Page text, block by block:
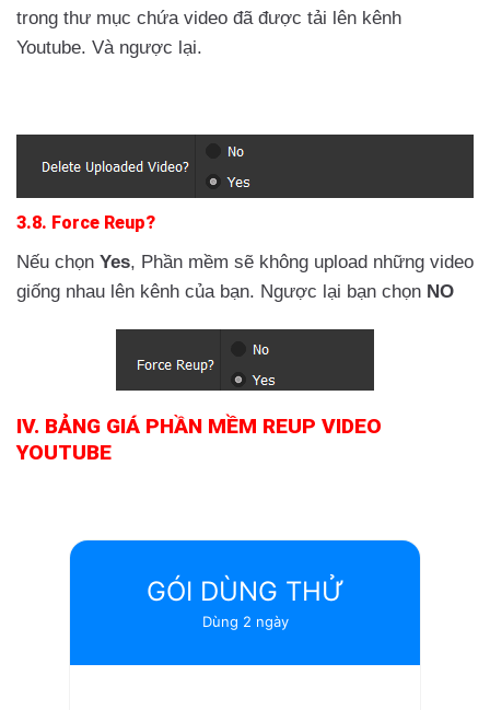
trong thư mục chứa video đã được tải lên kênh
Youtube. Và ngược lại.
3.8. Force Reup?
Nếu chọn Yes, Phần mềm sẽ không upload những video
giống nhau lên kênh của bạn. Ngược lại bạn chọn NO
IV. BẢNG GIÁ PHẦN MỀM REUP VIDEO
YOUTUBE
GÓI DÙNG THỬ
Dùng 2 ngày